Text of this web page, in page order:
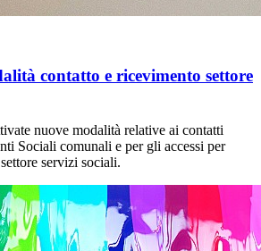
contatto e ricevimento settore
nuove modalità relative ai contatti
Sociali comunali e per gli accessi per
servizi sociali.